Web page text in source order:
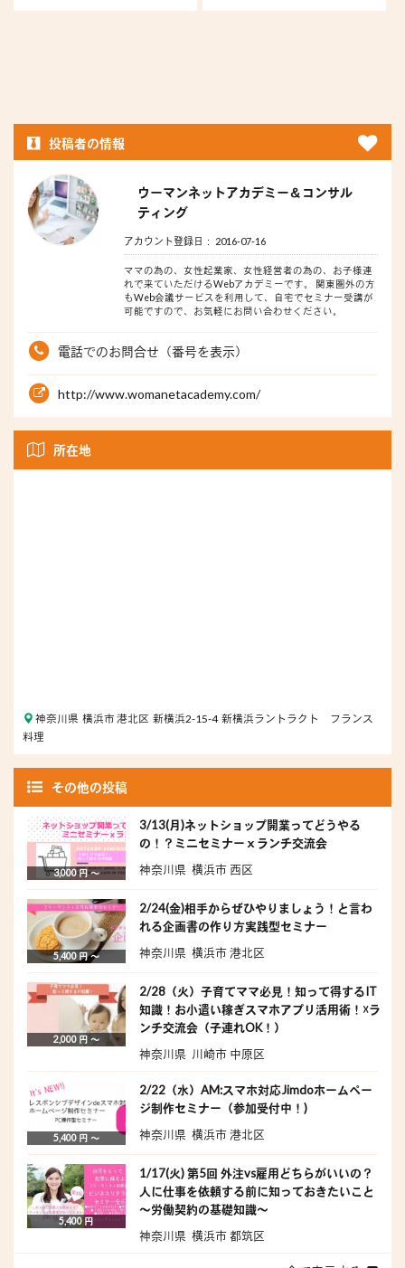
投稿者の情報
ウーマンネットアカデミー＆コンサル
ティング
アカウント登録日： 2016-07-16
ママの為の、女性起業家、女性経営者の為の、お子様連
れで来ていただけるWebアカデミーです。 関東圏外の方
もWeb会議サービスを利用して、自宅でセミナー受講が
可能ですので、お気軽にお問い合わせください。
電話でのお問合せ（番号を表示）
http://www.womanetacademy.com/
所在地
神奈川県 横浜市 港北区 新横浜2-15-4 新横浜ラントラクト フランス
料理
その他の投稿
3,000 円 〜
3/13(月)ネットショップ開業ってどうやる
の！？ミニセミナーｘランチ交流会
神奈川県 横浜市 西区
5,400 円 〜
2/24(金)相手からぜひやりましょう！と言わ
れる企画書の作り方実践型セミナー
神奈川県 横浜市 港北区
2,000 円 〜
2/28（火）子育てママ必見！知って得するIT
知識！お小遣い稼ぎスマホアプリ活用術！☓ラ
ンチ交流会（子連れOK！）
神奈川県 川崎市 中原区
5,400 円 〜
2/22（水）AM:スマホ対応Jimdoホームペー
ジ制作セミナー（参加受付中！)
神奈川県 横浜市 港北区
5,400 円
1/17(火) 第5回 外注vs雇用どちらがいいの？
人に仕事を依頼する前に知っておきたいこと
～労働契約の基礎知識～
神奈川県 横浜市 都筑区